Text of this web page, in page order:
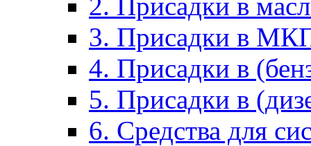
3. Присадки в
4. Присадки в
5. Присадки в
6. Средства для